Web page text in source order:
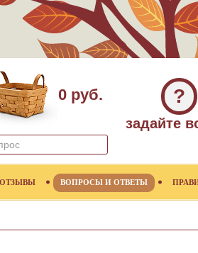
0 руб. ?
задайте
ОТЗЫВЫ ВОПРОСЫ И ОТВЕТЫ